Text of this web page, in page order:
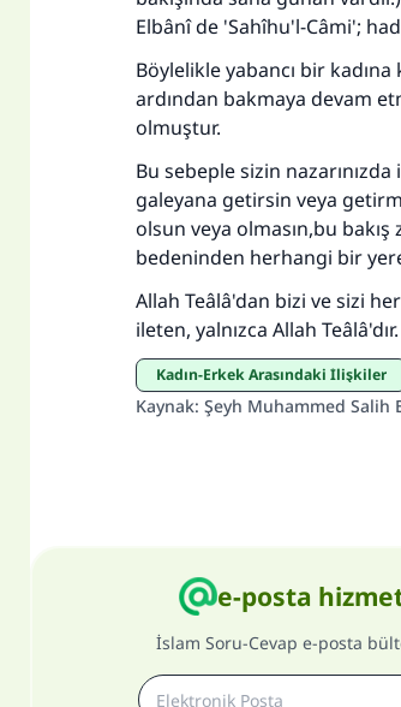
Elbânî de 'Sahîhu'l-Câmi';
Böylelikle yabancı bir kadına
ardından bakmaya devam
olmuştur.
Bu sebeple sizin
galeyana getirsin veya
olsun veya olmasın,bu bakış
bedeninden herhangi bir
Allah Teâlâ'dan bizi ve sizi
ileten, yalnızca Allah Teâlâ'dır.
Kadın-Erkek Arasındaki İlişkiler
Kaynak: Şeyh Muhammed Salih
e-posta
İslam Soru-Cevap e-posta